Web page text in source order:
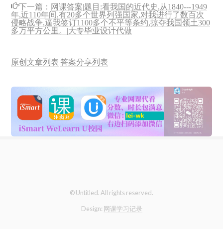
下一篇： 网课答案|题目:看我国的近代史,从1840---1949
年,近110年间,有20多个世界列强国家,对我进行了数百次
侵略战争,逼我签订1100多个不平等条约,掠夺我国领土300
多万平方公里。|大专毕业设计代做
原创文章列表 答案分享列表
© Untitled. All rights reserved.
Design: 网课学习记录